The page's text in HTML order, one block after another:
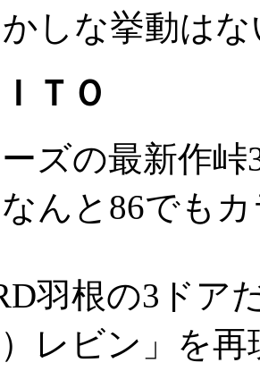
しな挙動は
ＴＯ
ズの最新作峠
んと86でも
羽根の3ドア
）レビン」を再